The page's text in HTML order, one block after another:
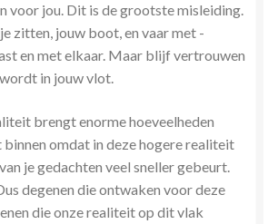
voor jou. Dit is de grootste misleiding.
zitten, jouw boot, en vaar met -
en met elkaar. Maar blijf vertrouwen
in jouw vlot.
brengt enorme hoeveelheden
binnen omdat in deze hogere realiteit
je gedachten veel sneller gebeurt.
degenen die ontwaken voor deze
die onze realiteit op dit vlak